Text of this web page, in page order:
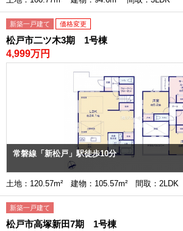
新築一戸建て 価格変更
松戸市二ツ木3期 1号棟
4,999万円
常磐線「新松戸」駅徒歩10分
土地：120.57m² 建物：105.57m² 間取：2LDK
新築一戸建て
松戸市高塚新田7期 1号棟